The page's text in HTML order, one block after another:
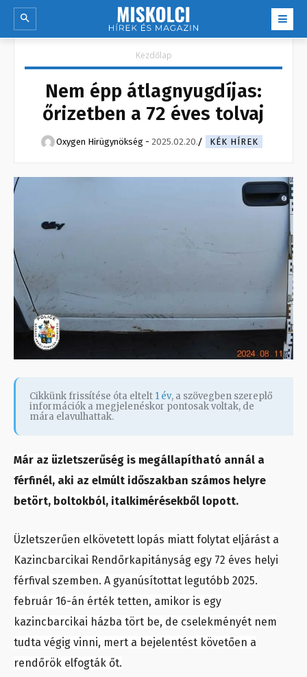
Kezdőlap
Nem épp átlagnyugdíjas:
őrizetben a 72 éves tolvaj
Oxygen Hirügynökség - 2025.02.20. KÉK HÍREK
Cikkünk frissítése óta eltelt 1 év, a szövegben szereplő
információk a megjelenéskor pontosak voltak, de
mára elavulhattak.
Már az üzletszerűség is megállapítható annál a
férfinél, aki az elmúlt időszakban számos helyre
betört, boltokból, italkimérésekből lopott.
Üzletszerűen elkövetett lopás miatt folytat eljárást a
Kazincbarcikai Rendőrkapitányság egy 72 éves helyi
férfival szemben. A gyanúsítottat legutóbb 2025.
február 16-án érték tetten, amikor is egy
kazincbarcikai házba tört be, de cselekményét nem
tudta végig vinni, mert a bejelentést követően a
rendőrök elfogták őt.